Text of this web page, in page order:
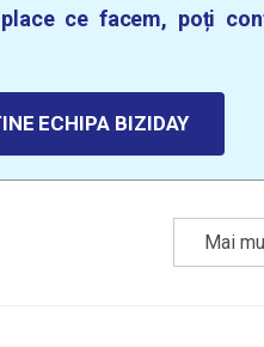
ce facem, poți
ECHIPA BIZIDAY
Mai